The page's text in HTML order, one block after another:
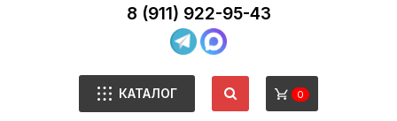
8 (911) 922-95-43
КАТАЛОГ 0